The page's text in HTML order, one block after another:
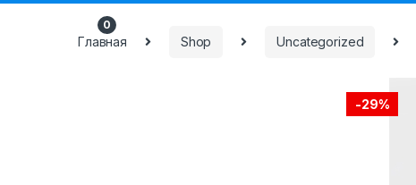
0
Главная Shop Uncategorized
-29%